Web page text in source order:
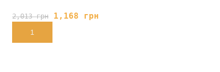
2,013грн 1,168 грн
В КОРЗИНУ